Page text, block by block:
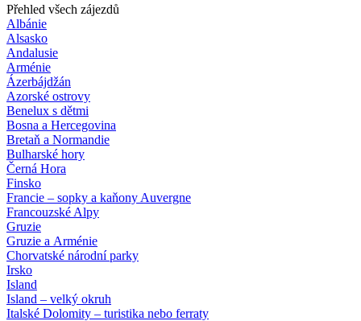
Přehled všech zájezdů
Albánie
Alsasko
Andalusie
Arménie
Ázerbájdžán
Azorské ostrovy
Benelux s dětmi
Bosna a Hercegovina
Bretaň a Normandie
Bulharské hory
Černá Hora
Finsko
Francie – sopky a kaňony Auvergne
Francouzské Alpy
Gruzie
Gruzie a Arménie
Chorvatské národní parky
Irsko
Island
Island – velký okruh
Italské Dolomity – turistika nebo ferraty